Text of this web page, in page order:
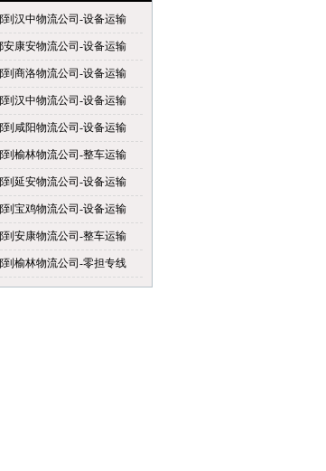
到汉中物流公司-设备运输
安康安物流公司-设备运输
到商洛物流公司-设备运输
到汉中物流公司-设备运输
到咸阳物流公司-设备运输
到榆林物流公司-整车运输
到延安物流公司-设备运输
到宝鸡物流公司-设备运输
到安康物流公司-整车运输
到榆林物流公司-零担专线